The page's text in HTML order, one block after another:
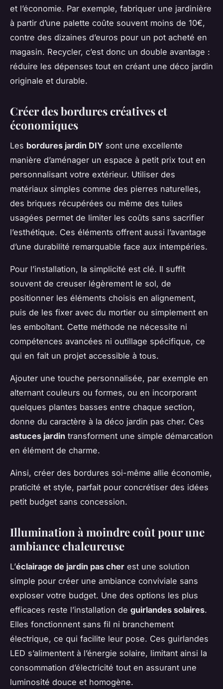
et l’économie. Par exemple, fabriquer une jardinière
à partir d’une palette coûte souvent moins de 10€,
contre des dizaines d’euros pour un pot acheté en
magasin. Recycler, c’est donc un double avantage :
réduire les dépenses tout en créant une déco jardin
originale et durable.
Créer des bordures créatives et
économiques
Les bordures jardin DIY sont une excellente
manière d’aménager un espace à petit prix tout en
personnalisant votre extérieur. Utiliser des
matériaux simples comme des pierres naturelles,
des briques récupérées ou même des tuiles
usagées permet de limiter les coûts sans sacrifier
l’esthétique. Ces éléments offrent aussi l’avantage
d’une durabilité remarquable face aux intempéries.
Pour l’installation, la simplicité est clé. Il suffit
souvent de creuser légèrement le sol, de
positionner les éléments choisis en alignement,
puis de les fixer avec du mortier ou simplement en
les emboîtant. Cette méthode ne nécessite ni
compétences avancées ni outillage spécifique, ce
qui en fait un projet accessible à tous.
Ajouter une touche personnalisée, par exemple en
alternant couleurs ou formes, ou en incorporant
quelques plantes basses entre chaque section,
donne du caractère à la déco jardin pas cher. Ces
astuces jardin transforment une simple démarcation
en élément de charme.
Ainsi, créer des bordures soi-même allie économie,
praticité et style, parfait pour concrétiser des idées
petit budget sans concession.
Illumination à moindre coût pour une
ambiance chaleureuse
L’éclairage de jardin pas cher est une solution
simple pour créer une ambiance conviviale sans
exploser votre budget. Une des options les plus
efficaces reste l’installation de guirlandes solaires.
Elles fonctionnent sans fil ni branchement
électrique, ce qui facilite leur pose. Ces guirlandes
LED s’alimentent à l’énergie solaire, limitant ainsi la
consommation d’électricité tout en assurant une
luminosité douce et homogène.